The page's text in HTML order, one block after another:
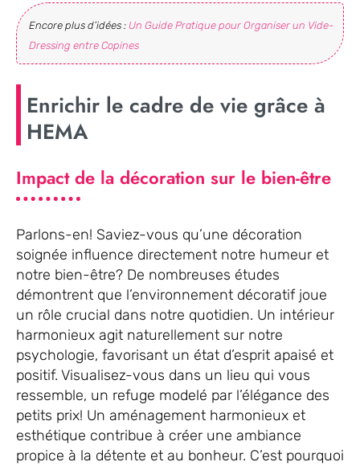
Encore plus d’idées : Un Guide Pratique pour Organiser un Vide-
Dressing entre Copines
Enrichir le cadre de vie grâce à
HEMA
Impact de la décoration sur le bien-être
Parlons-en! Saviez-vous qu’une décoration
soignée influence directement notre humeur et
notre bien-être? De nombreuses études
démontrent que l’environnement décoratif joue
un rôle crucial dans notre quotidien. Un intérieur
harmonieux agit naturellement sur notre
psychologie, favorisant un état d’esprit apaisé et
positif. Visualisez-vous dans un lieu qui vous
ressemble, un refuge modelé par l’élégance des
petits prix! Un aménagement harmonieux et
esthétique contribue à créer une ambiance
propice à la détente et au bonheur. C’est pourquoi